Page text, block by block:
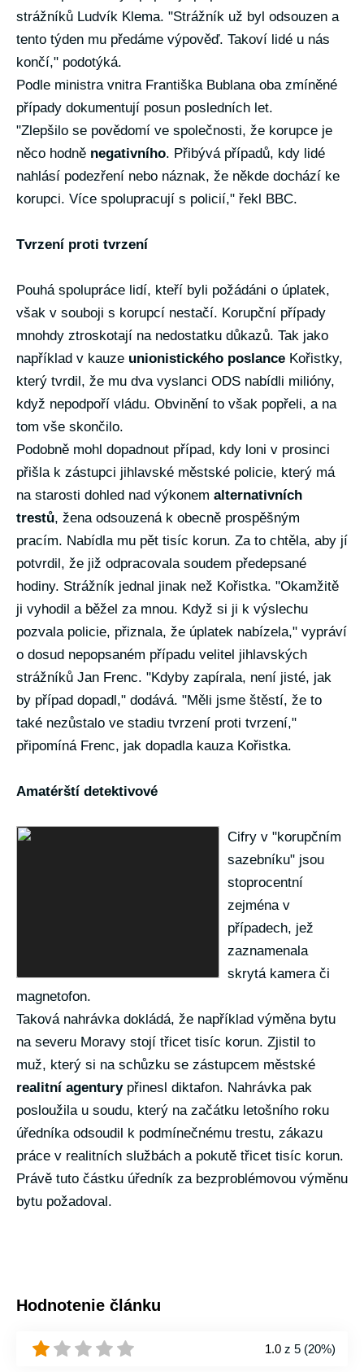
strážníků Ludvík Klema. "Strážník už byl odsouzen a
tento týden mu předáme výpověď. Takoví lidé u nás
končí," podotýká.
Podle ministra vnitra Františka Bublana oba zmíněné
případy dokumentují posun posledních let.
"Zlepšilo se povědomí ve společnosti, že korupce je
něco hodně negativního. Přibývá případů, kdy lidé
nahlásí podezření nebo náznak, že někde dochází ke
korupci. Více spolupracují s policií," řekl BBC.
Tvrzení proti tvrzení
Pouhá spolupráce lidí, kteří byli požádáni o úplatek,
však v souboji s korupcí nestačí. Korupční případy
mnohdy ztroskotají na nedostatku důkazů. Tak jako
například v kauze unionistického poslance Kořistky,
který tvrdil, že mu dva vyslanci ODS nabídli milióny,
když nepodpoří vládu. Obvinění to však popřeli, a na
tom vše skončilo.
Podobně mohl dopadnout případ, kdy loni v prosinci
přišla k zástupci jihlavské městské policie, který má
na starosti dohled nad výkonem alternativních
trestů, žena odsouzená k obecně prospěšným
pracím. Nabídla mu pět tisíc korun. Za to chtěla, aby jí
potvrdil, že již odpracovala soudem předepsané
hodiny. Strážník jednal jinak než Kořistka. "Okamžitě
ji vyhodil a běžel za mnou. Když si ji k výslechu
pozvala policie, přiznala, že úplatek nabízela," vypráví
o dosud nepopsaném případu velitel jihlavských
strážníků Jan Frenc. "Kdyby zapírala, není jisté, jak
by případ dopadl," dodává. "Měli jsme štěstí, že to
také nezůstalo ve stadiu tvrzení proti tvrzení,"
připomíná Frenc, jak dopadla kauza Kořistka.
Amatérští detektivové
Cifry v "korupčním
sazebníku" jsou
stoprocentní
zejména v
případech, jež
zaznamenala
skrytá kamera či
magnetofon.
Taková nahrávka dokládá, že například výměna bytu
na severu Moravy stojí třicet tisíc korun. Zjistil to
muž, který si na schůzku se zástupcem městské
realitní agenturypřinesl diktafon. Nahrávka pak
posloužila u soudu, který na začátku letošního roku
úředníka odsoudil k podmínečnému trestu, zákazu
práce v realitních službách a pokutě třicet tisíc korun.
Právě tuto částku úředník za bezproblémovou výměnu
bytu požadoval.
Hodnotenie článku
1.0 z 5 (20%)